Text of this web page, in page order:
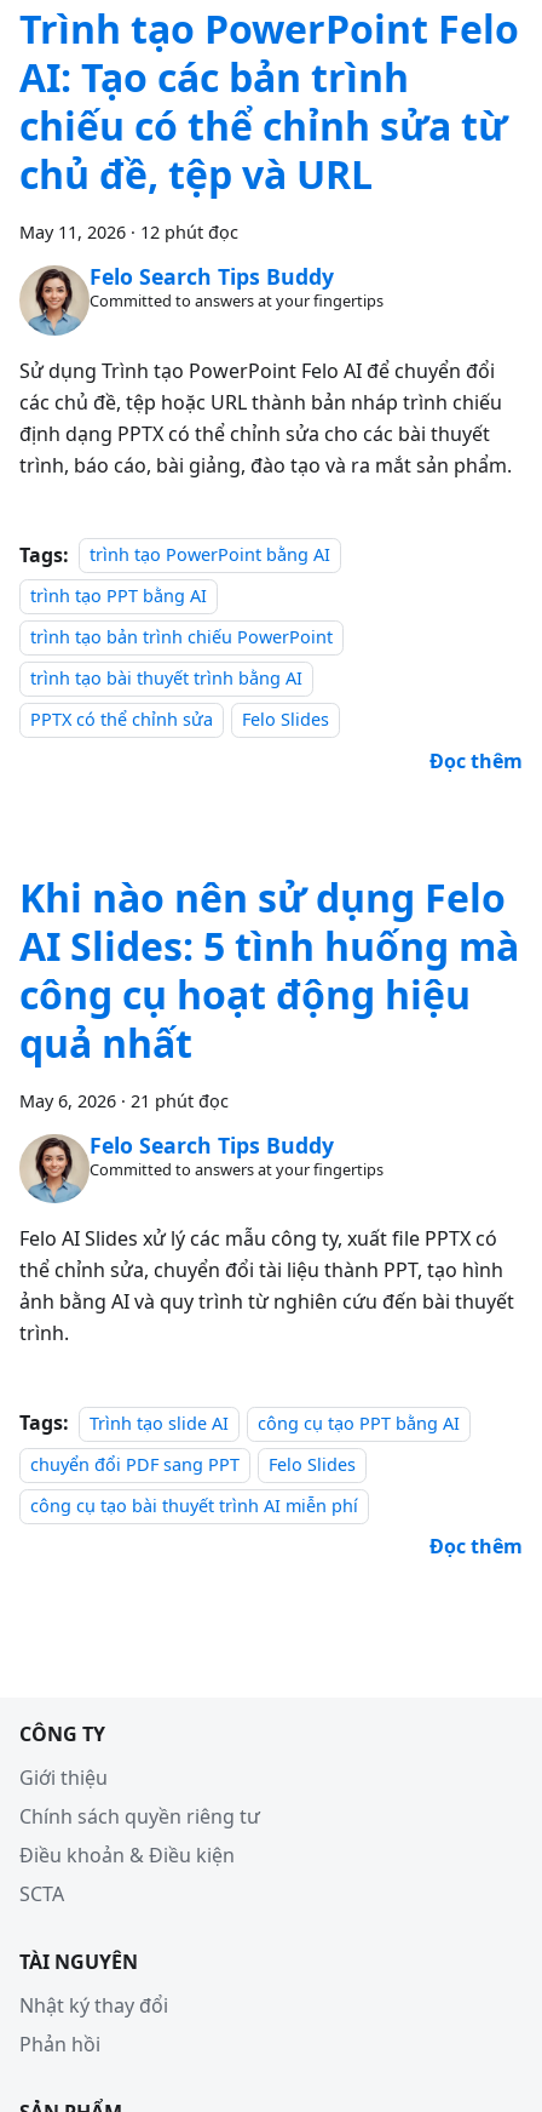
Trình tạo PowerPoint Felo
AI: Tạo các bản trình
chiếu có thể chỉnh sửa từ
chủ đề, tệp và URL
May 11, 2026 · 12 phút đọc
Felo Search Tips Buddy
Committed to answers at your fingertips
Sử dụng Trình tạo PowerPoint Felo AI để chuyển đổi
các chủ đề, tệp hoặc URL thành bản nháp trình chiếu
định dạng PPTX có thể chỉnh sửa cho các bài thuyết
trình, báo cáo, bài giảng, đào tạo và ra mắt sản phẩm.
Tags:
trình tạo PowerPoint bằng AI
trình tạo PPT bằng AI
trình tạo bản trình chiếu PowerPoint
trình tạo bài thuyết trình bằng AI
PPTX có thể chỉnh sửa
Felo Slides
Đọc thêm
Khi nào nên sử dụng Felo
AI Slides: 5 tình huống mà
công cụ hoạt động hiệu
quả nhất
May 6, 2026 · 21 phút đọc
Felo Search Tips Buddy
Committed to answers at your fingertips
Felo AI Slides xử lý các mẫu công ty, xuất file PPTX có
thể chỉnh sửa, chuyển đổi tài liệu thành PPT, tạo hình
ảnh bằng AI và quy trình từ nghiên cứu đến bài thuyết
trình.
Tags: Trình tạo slide AI
công cụ tạo PPT bằng AI
chuyển đổi PDF sang PPT
Felo Slides
công cụ tạo bài thuyết trình AI miễn phí
Đọc thêm
CÔNG TY
Giới thiệu
Chính sách quyền riêng tư
Điều khoản & Điều kiện
SCTA
TÀI NGUYÊN
Nhật ký thay đổi
Phản hồi